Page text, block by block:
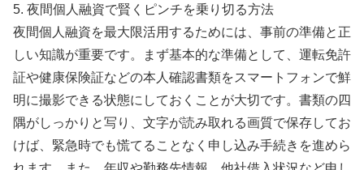
5. 夜間個人融資で賢くピンチを乗り切る方法
夜間個人融資を最大限活用するためには、事前の準備と正
しい知識が重要です。まず基本的な準備として、運転免許
証や健康保険証などの本人確認書類をスマートフォンで鮮
明に撮影できる状態にしておくことが大切です。書類の四
隅がしっかりと写り、文字が読み取れる画質で保存してお
けば、緊急時でも慌てることなく申し込み手続きを進めら